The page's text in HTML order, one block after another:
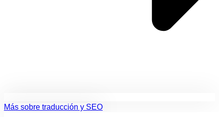
Más sobre traducción y SEO